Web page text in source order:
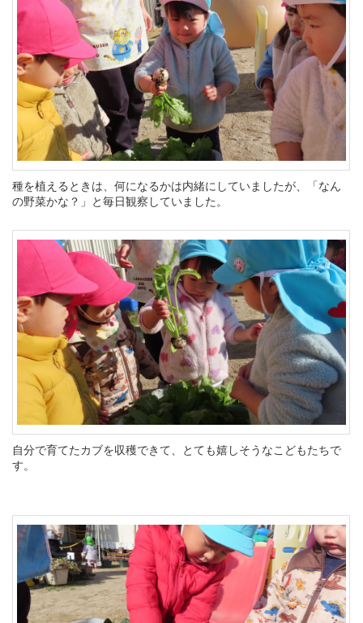
種を植えるときは、何になるかは内緒にしていましたが、「なん
の野菜かな？」と毎日観察していました。
自分で育てたカブを収穫できて、とても嬉しそうなこどもたちで
す。